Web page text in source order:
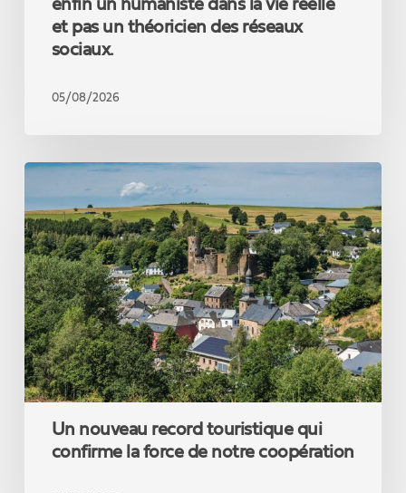
réelle
théoricien
sociaux.
enfin un humaniste dans la vie réelle
et pas un théoricien des réseaux
sociaux.
05/08/2026
Un
record
touristique
qui
confirme
la
force
de
notre
coopération
Un nouveau record touristique qui
confirme la force de notre coopération